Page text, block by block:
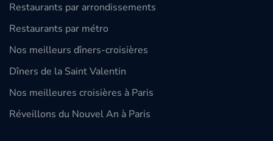
Restaurants par arrondissements
Restaurants par métro
Nos meilleurs dîners-croisières
Dîners de la Saint Valentin
Nos meilleures croisières à Paris
Réveillons du Nouvel An à Paris